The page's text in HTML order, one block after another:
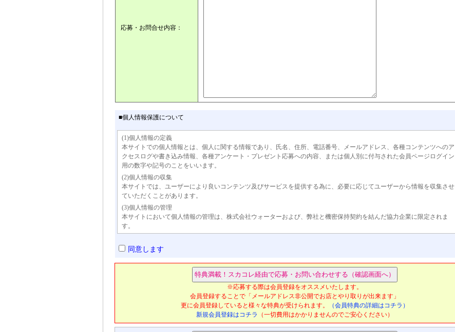
応募・お問合せ内容：
■個人情報保護について
(1)個人情報の定義
本サイトでの個人情報とは、個人に関する情報であり、氏名、住所、電話番号、メールアドレス、各種コンテンツへのア
クセスログや書き込み情報、各種アンケート・プレゼント応募への内容、または個人別に付与された会員ページログイン
用の数字や記号のことをいいます。
(2)個人情報の収集
本サイトでは、ユーザーにより良いコンテンツ及びサービスを提供する為に、必要に応じてユーザーから情報を収集させ
ていただくことがあります。
(3)個人情報の管理
本サイトにおいて個人情報の管理は、株式会社ウォーターおよび、弊社と機密保持契約を結んだ協力企業に限定されま
す。
本サイトでは、広告主に対しサイトへのアクセス数・アンケートなどの集計を提出することがあります。その際どのユー
ーの事前の承諾なく個人情報を第三者に提供することの無いよう義務付けています。ご登録いただいた情報を本サイト以
外の目的で許可なく利用することはありません。
本サイトでは、弊社および機密保持契約を結んだ協力企業以外に、ユーザー本人の許可なく個人情報を開示することはい
たしません。ただし、以下のような場合は、当該ユーザーの事前の同意なく、個人情報を第三者に開示する場合がありま
同意します
※応募する際は会員登録をオススメいたします。
会員登録することで「メールアドレス非公開でお店とやり取りが出来ます」
更に会員登録していると様々な特典が受けられます。
（会員特典の詳細はコチラ）
新規会員登録はコチラ
（一切費用はかかりませんのでご安心ください）